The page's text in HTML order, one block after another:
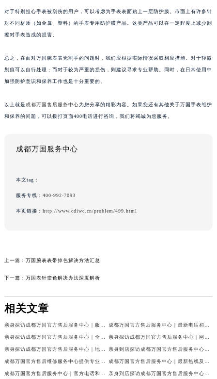
对于特别担心手表被刮伤的用户，可以考虑为手表表面贴上一层防护膜。市面上有许多针
对不同材质（如金属、塑料）的手表专用防护膜产品。这类产品可以在一定程度上减少刮
擦对手表造成的损害。
总之，在面对万国腕表表壳割手的问题时，我们应根据实际情况采取相应措施。对于轻微
划痕可以自行处理；而对于较为严重的损伤，则建议寻求专业帮助。同时，在日常使用中
加强防护意识和保养工作也是十分重要的。
以上就是 成都万国售后服务中心为您分享的精彩内容。如果您还有其他关于万国手表维护
和保养的问题，可以拨打页面400电话进行咨询，我们将竭诚为您服务。
成都万国服务中心
本文tag：
服务专线： 400-992-7093
本页链接： http://www.cdiwc.cn/problem/499.html
上一篇： 万国腕表表带掉色解决方法汇总
下一篇： 万国表针变色解决办法深度解析
相关文章